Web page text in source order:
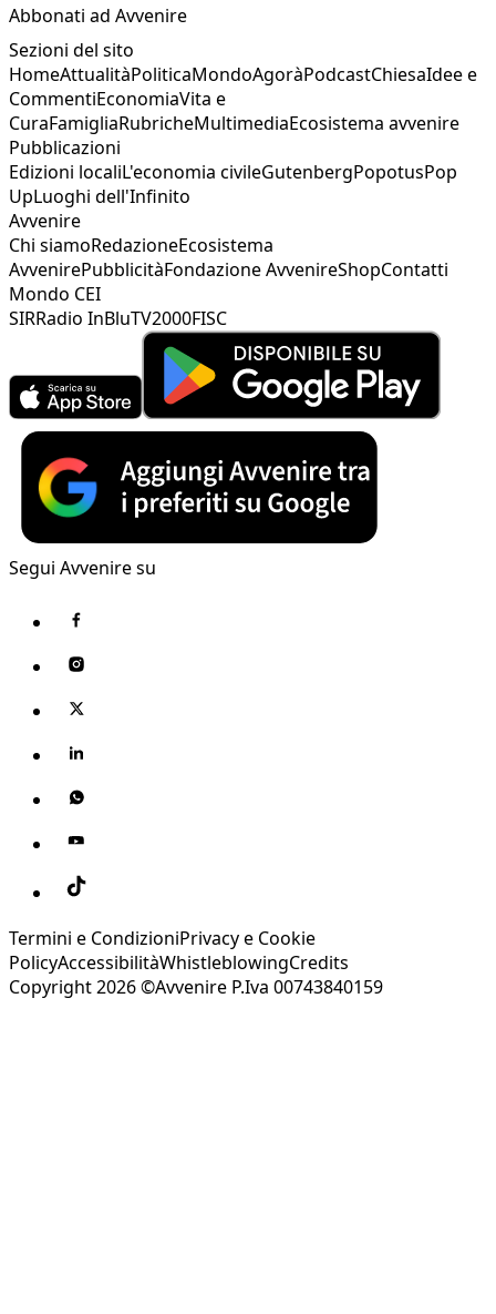
Abbonati ad Avvenire
Sezioni del sito
HomeAttualitàPoliticaMondoAgoràPodcastChiesaIdee e
CommentiEconomiaVita e
CuraFamigliaRubricheMultimediaEcosistema avvenire
Pubblicazioni
Edizioni localiL'economia civileGutenbergPopotusPop
UpLuoghi dell'Infinito
Avvenire
Chi siamoRedazioneEcosistema
AvvenirePubblicitàFondazione AvvenireShopContatti
Mondo CEI
SIRRadio InBluTV2000FISC
Segui Avvenire su
Termini e CondizioniPrivacy e Cookie
PolicyAccessibilitàWhistleblowingCredits
Copyright 2026 ©Avvenire P.Iva 00743840159